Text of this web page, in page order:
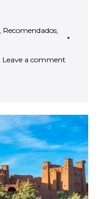
Recomendados
Leave a comment